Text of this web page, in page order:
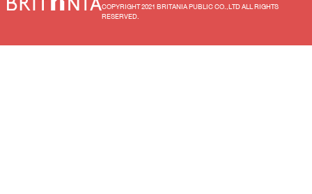
COPYRIGHT 2021 BRITANIA PUBLIC CO.,LTD ALL RIGHTS
RESERVED.